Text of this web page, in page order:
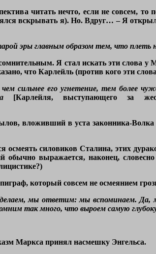
читать нечто, если не совсем,
вскрывать я). Но. Вдруг… – Я
эры главным образом тем, что плеть
Я стал искать эти слова
что Карлейль (против кого эти
сильнее его угнетение, тем более
[Карлейля, выступающего за
вложивший в уста законника-
осмеять силовиков Сталина, этих
обычно выражается, наконец,
который совсем не осмеянием
мы ответим: мы вспоминаем. Да,
так много, что выроем самую
Маркса принял насмешку Энгельса.